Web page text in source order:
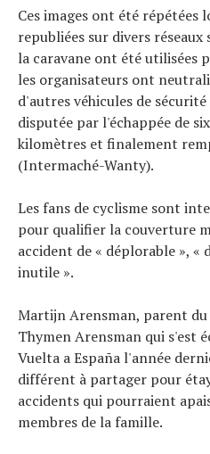
Ces images ont été répétées
republiées sur divers réseaux
la caravane ont été utilisées
les organisateurs ont
d'autres véhicules de
disputée par l'échappée de
kilomètres et finalement
(Intermaché-Wanty).
Les fans de cyclisme sont
pour qualifier la couverture
accident de « déplorable », «
inutile ».
Martijn Arensman, parent
Thymen Arensman qui s'est
Vuelta a España l'année
différent à partager pour
accidents qui pourraient
membres de la famille.